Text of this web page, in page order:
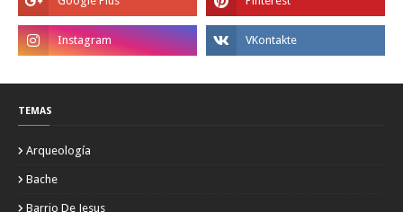
TEMAS
Arqueología
Bache
Barrio De Jesus